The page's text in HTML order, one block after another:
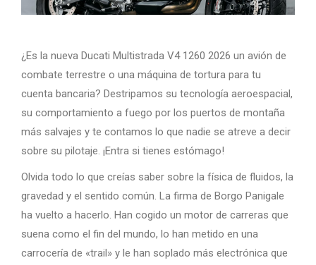
¿Es la nueva Ducati Multistrada V4 1260 2026 un avión de
combate terrestre o una máquina de tortura para tu
cuenta bancaria? Destripamos su tecnología aeroespacial,
su comportamiento a fuego por los puertos de montaña
más salvajes y te contamos lo que nadie se atreve a decir
sobre su pilotaje. ¡Entra si tienes estómago!
Olvida todo lo que creías saber sobre la física de fluidos, la
gravedad y el sentido común. La firma de Borgo Panigale
ha vuelto a hacerlo. Han cogido un motor de carreras que
suena como el fin del mundo, lo han metido en una
carrocería de «trail» y le han soplado más electrónica que